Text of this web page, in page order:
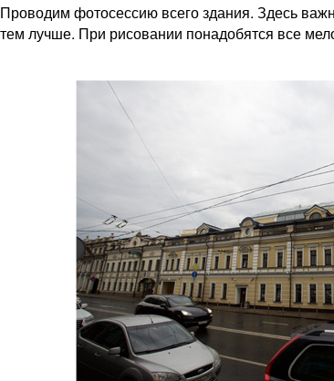
Проводим фотосессию всего здания. Здесь
тем лучше. При рисовании понадобятся все